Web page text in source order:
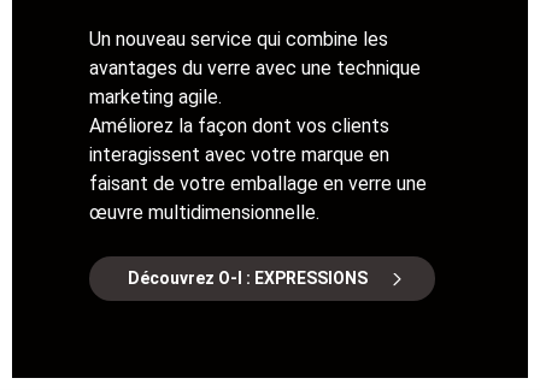
Un nouveau service qui combine les
avantages du verre avec une technique
marketing agile.
Améliorez la façon dont vos clients
interagissent avec votre marque en
faisant de votre emballage en verre une
œuvre multidimensionnelle.
Découvrez O-I : EXPRESSIONS